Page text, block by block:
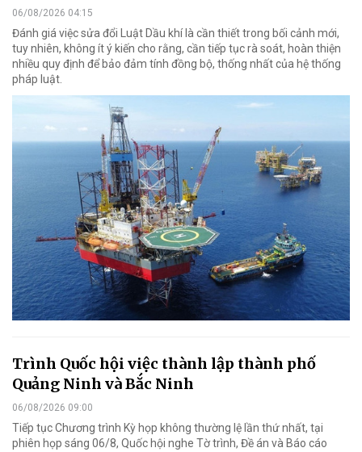
06/08/2026 04:15
Đánh giá việc sửa đổi Luật Dầu khí là cần thiết trong bối cảnh mới,
tuy nhiên, không ít ý kiến cho rằng, cần tiếp tục rà soát, hoàn thiện
nhiều quy định để bảo đảm tính đồng bộ, thống nhất của hệ thống
pháp luật.
Trình Quốc hội việc thành lập thành phố
Quảng Ninh và Bắc Ninh
06/08/2026 09:00
Tiếp tục Chương trình Kỳ họp không thường lệ lần thứ nhất, tại
phiên họp sáng 06/8, Quốc hội nghe Tờ trình, Đề án và Báo cáo